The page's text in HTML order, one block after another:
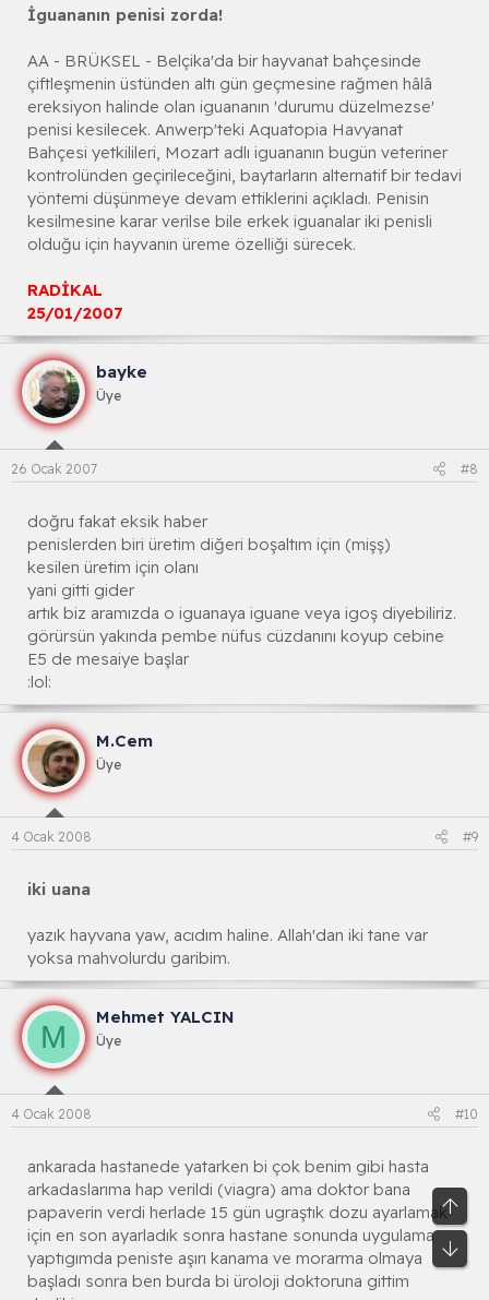
İguananın penisi zorda!
AA - BRÜKSEL - Belçika'da bir hayvanat bahçesinde
çiftleşmenin üstünden altı gün geçmesine rağmen hâlâ
ereksiyon halinde olan iguananın 'durumu düzelmezse'
penisi kesilecek. Anwerp'teki Aquatopia Havyanat
Bahçesi yetkilileri, Mozart adlı iguananın bugün veteriner
kontrolünden geçirileceğini, baytarların alternatif bir tedavi
yöntemi düşünmeye devam ettiklerini açıkladı. Penisin
kesilmesine karar verilse bile erkek iguanalar iki penisli
olduğu için hayvanın üreme özelliği sürecek.
RADİKAL
25/01/2007
bayke
Üye
26 Ocak 2007 #8
doğru fakat eksik haber
penislerden biri üretim diğeri boşaltım için (mişş)
kesilen üretim için olanı
yani gitti gider
artık biz aramızda o iguanaya iguane veya igoş diyebiliriz.
görürsün yakında pembe nüfus cüzdanını koyup cebine
E5 de mesaiye başlar
:lol:
M.Cem
Üye
4 Ocak 2008 #9
iki uana
yazık hayvana yaw, acıdım haline. Allah'dan iki tane var
yoksa mahvolurdu garibim.
M
Mehmet YALCIN
Üye
4 Ocak 2008 #10
ankarada hastanede yatarken bi çok benim gibi hasta
arkadaslarıma hap verildi (viagra) ama doktor bana
papaverin verdi herlade 15 gün ugraştık dozu ayarlamak
için en son ayarladık sonra hastane sonunda uygulama
yaptıgımda peniste aşırı kanama ve morarma olmaya
başladı sonra ben burda bi üroloji doktoruna gittim
Üst
Alt